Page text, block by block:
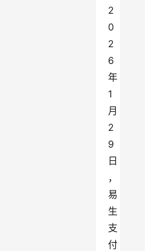
2
0
2
6
年
1
月
2
9
日
，
易
生
支
付